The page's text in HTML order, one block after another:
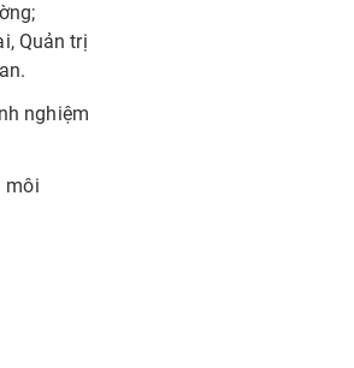
Quản trị
nghiệm
môi